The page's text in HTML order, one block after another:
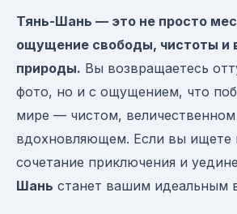
Тянь-Шань — это не просто
ощущение свободы, чистоты и
природы. Вы возвращаетесь
фото, но и с ощущением, что
мире — чистом,
вдохновляющем. Если вы ищете
сочетание приключения и
Шань станет вашим идеальным